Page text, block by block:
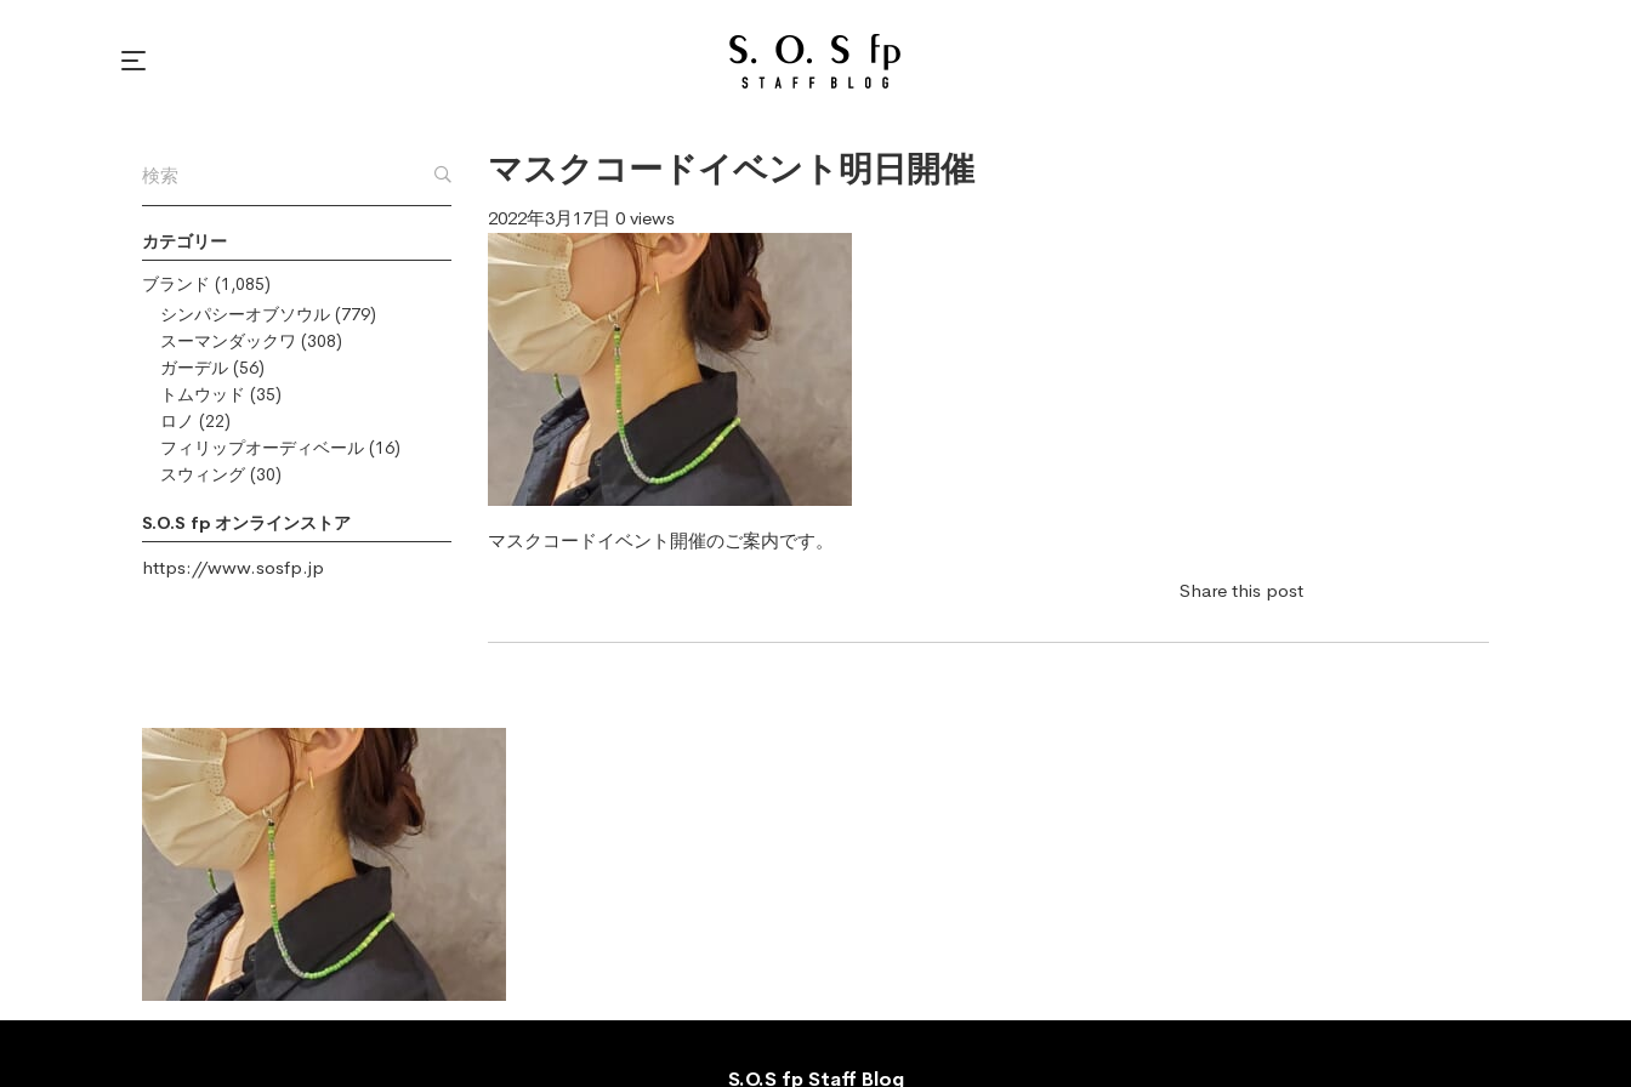
カテゴリー
ブランド (1,085)
シンパシーオブソウル (779)
スーマンダックワ (308)
ガーデル (56)
トムウッド (35)
ロノ (22)
フィリップオーディベール (16)
スウィング (30)
S.O.S fp オンラインストア
https://www.sosfp.jp
マスクコードイベント明日開催
2022年3月17日 0 views
マスクコードイベント開催のご案内です。
Share this post
S.O.S fp Staff Blog